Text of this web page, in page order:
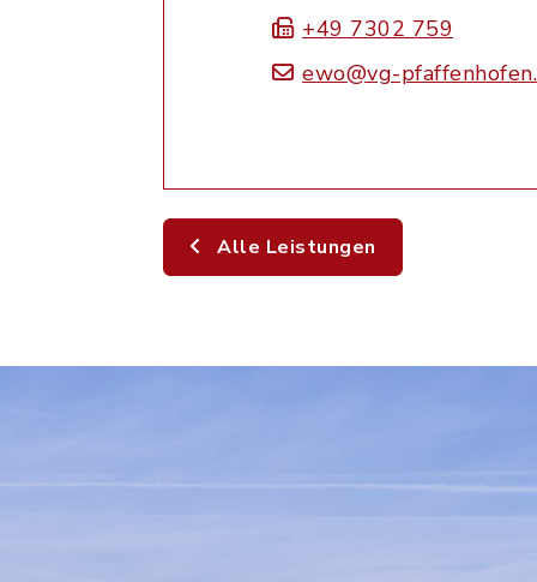
+49 7302 759
ewo@vg-
Alle Leistungen